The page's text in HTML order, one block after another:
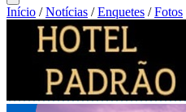
Início / Notícias / Enquetes / Fotos